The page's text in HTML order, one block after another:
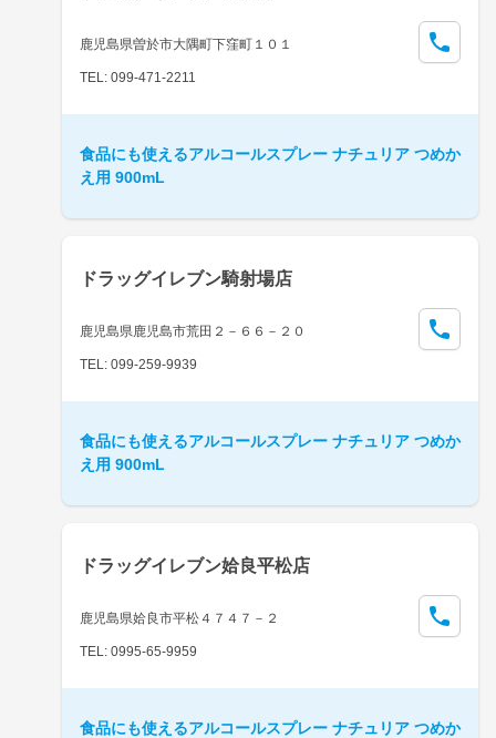
鹿児島県曽於市大隅町下窪町１０１
TEL: 099-471-2211
食品にも使えるアルコールスプレー ナチュリア つめか
え用 900mL
ドラッグイレブン騎射場店
鹿児島県鹿児島市荒田２－６６－２０
TEL: 099-259-9939
食品にも使えるアルコールスプレー ナチュリア つめか
え用 900mL
ドラッグイレブン姶良平松店
鹿児島県姶良市平松４７４７－２
TEL: 0995-65-9959
食品にも使えるアルコールスプレー ナチュリア つめか